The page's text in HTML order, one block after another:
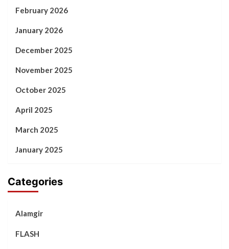
February 2026
January 2026
December 2025
November 2025
October 2025
April 2025
March 2025
January 2025
Categories
Alamgir
FLASH